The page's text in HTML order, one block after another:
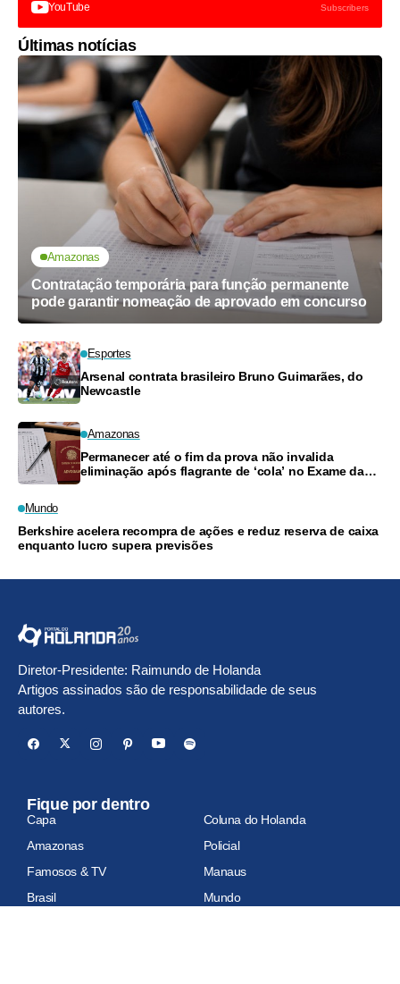
YouTube Subscribers
Últimas notícias
Amazonas
Contratação temporária para função permanente
pode garantir nomeação de aprovado em concurso
Esportes
Arsenal contrata brasileiro Bruno Guimarães, do
Newcastle
Amazonas
Permanecer até o fim da prova não invalida
eliminação após flagrante de ‘cola’ no Exame da
Mundo
Berkshire acelera recompra de ações e reduz reserva de caixa
enquanto lucro supera previsões
Diretor-Presidente: Raimundo de Holanda
Artigos assinados são de responsabilidade de seus
autores.
Fique por dentro
Capa
Coluna do Holanda
Amazonas
Policial
Famosos & TV
Manaus
Brasil
Mundo